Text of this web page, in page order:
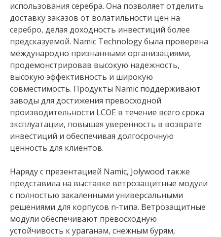
использования серебра. Она позволяет отделить
доставку заказов от волатильности цен на
серебро, делая доходность инвестиций более
предсказуемой. Namic Technology была проверена
международно признанными организациями,
продемонстрировав высокую надежность,
высокую эффективность и широкую
совместимость. Продукты Namic поддерживают
заводы для достижения превосходной
производительности LCOE в течение всего срока
эксплуатации, повышая уверенность в возврате
инвестиций и обеспечивая долгосрочную
ценность для клиентов.
Наряду с презентацией Namic, Jolywood также
представила на выставке ветрозащитные модули
с полностью закаленными универсальными
решениями для корпусов n-типа. Ветрозащитные
модули обеспечивают превосходную
устойчивость к ураганам, снежным бурям,